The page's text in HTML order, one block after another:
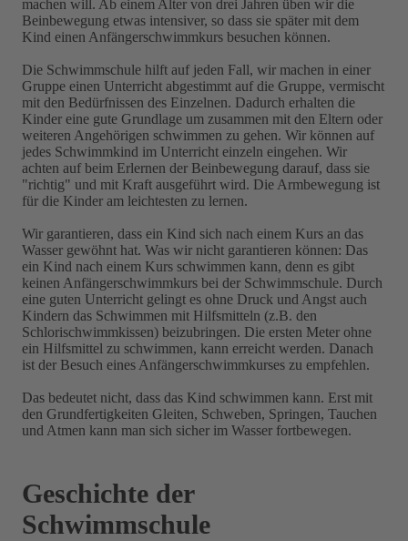
machen will. Ab einem Alter von drei Jahren üben wir die
Beinbewegung etwas intensiver, so dass sie später mit dem
Kind einen Anfängerschwimmkurs besuchen können.
Die Schwimmschule hilft auf jeden Fall, wir machen in einer
Gruppe einen Unterricht abgestimmt auf die Gruppe, vermischt
mit den Bedürfnissen des Einzelnen. Dadurch erhalten die
Kinder eine gute Grundlage um zusammen mit den Eltern oder
weiteren Angehörigen schwimmen zu gehen. Wir können auf
jedes Schwimmkind im Unterricht einzeln eingehen. Wir
achten auf beim Erlernen der Beinbewegung darauf, dass sie
"richtig" und mit Kraft ausgeführt wird. Die Armbewegung ist
für die Kinder am leichtesten zu lernen.
Wir garantieren, dass ein Kind sich nach einem Kurs an das
Wasser gewöhnt hat. Was wir nicht garantieren können: Das
ein Kind nach einem Kurs schwimmen kann, denn es gibt
keinen Anfängerschwimmkurs bei der Schwimmschule. Durch
eine guten Unterricht gelingt es ohne Druck und Angst auch
Kindern das Schwimmen mit Hilfsmitteln (z.B. den
Schlorischwimmkissen) beizubringen. Die ersten Meter ohne
ein Hilfsmittel zu schwimmen, kann erreicht werden. Danach
ist der Besuch eines Anfängerschwimmkurses zu empfehlen.
Das bedeutet nicht, dass das Kind schwimmen kann. Erst mit
den Grundfertigkeiten Gleiten, Schweben, Springen, Tauchen
und Atmen kann man sich sicher im Wasser fortbewegen.
Geschichte der
Schwimmschule